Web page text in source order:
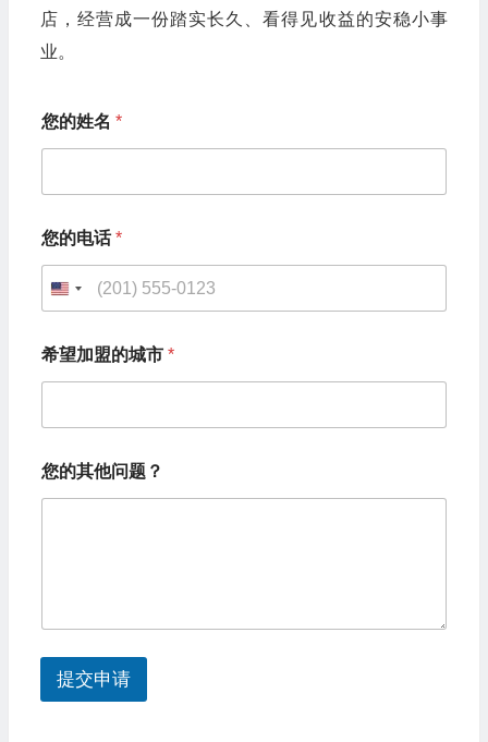
店，经营成一份踏实长久、看得见收益的安稳小事
业。
您的姓名 *
您
的
其
题
？
*
您的电话*
U
i
e
d
S
e
s
+
希望加盟的城市 *
您的其他问题？
提交申请